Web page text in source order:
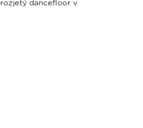
dancefloor v